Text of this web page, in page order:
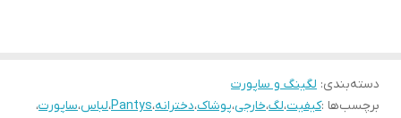
دسته‌بندی: لگینگ و ساپورت
برچسب‌ها :کیفیت،لگ،خارجی،پوشاک،دخترانه،Pantys،لباس،ساپورت،